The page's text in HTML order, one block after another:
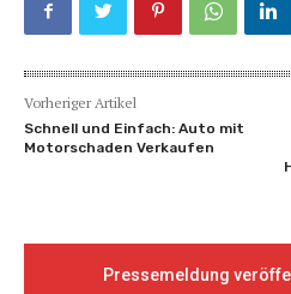
Vorheriger Artikel
Schnell und Einfach: Auto mit
Motorschaden Verkaufen
Pressemeldung